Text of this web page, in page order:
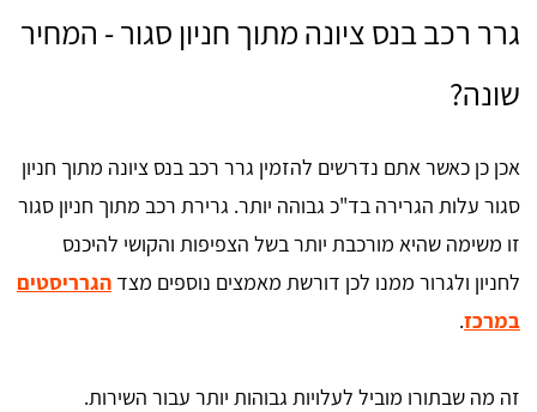
גרר רכב בנס ציונה מתוך חניון סגור - המחיר
שונה?
אכן כן כאשר אתם נדרשים להזמין גרר רכב בנס ציונה מתוך חניון
סגור עלות הגרירה בד"כ גבוהה יותר. גרירת רכב מתוך חניון סגור
זו משימה שהיא מורכבת יותר בשל הצפיפות והקושי להיכנס
לחניון ולגרור ממנו לכן דורשת מאמצים נוספים מצד הגרריסטים
במרכז.
זה מה שבתורו מוביל לעלויות גבוהות יותר עבור השירות.